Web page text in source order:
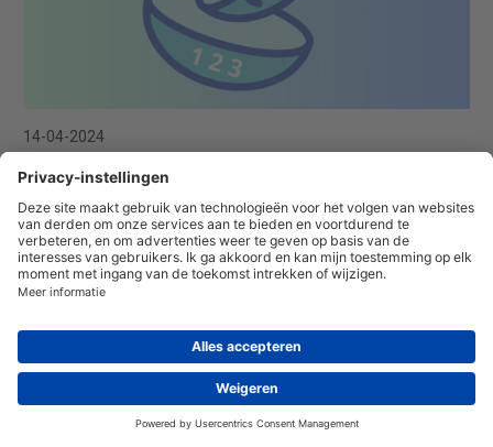
14-04-2024
Je hebt misschien al eens cijfers op je contactlenzen
kunt gebruiken?
Kan ik contactlenzen online kopen?